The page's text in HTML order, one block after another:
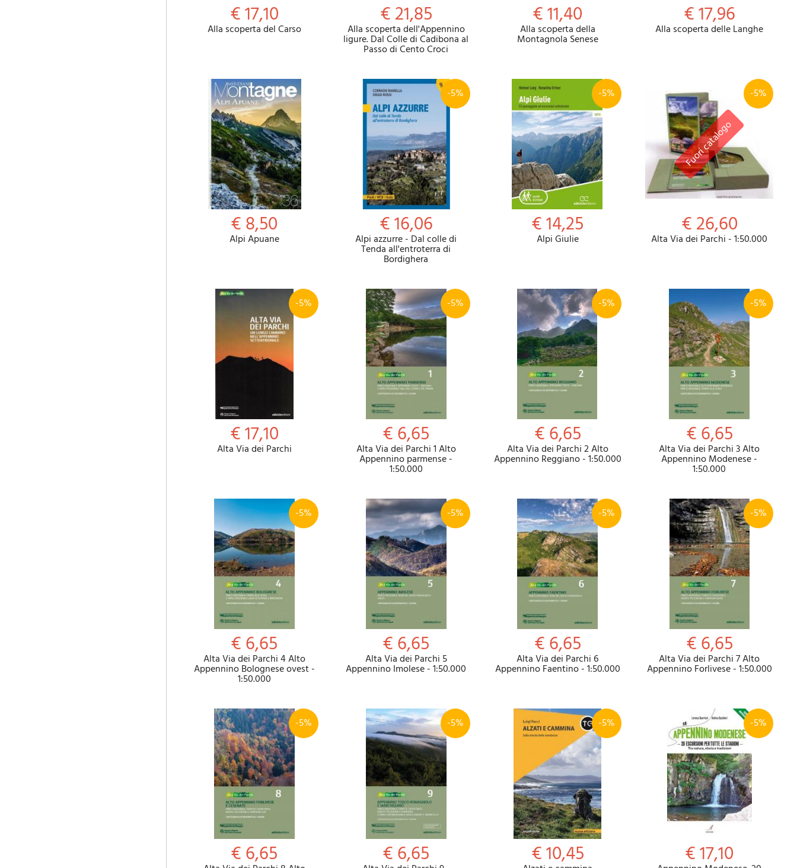
€ 17,10
Alla scoperta del Carso
€ 21,85
Alla scoperta dell'Appennino
ligure. Dal Colle di Cadibona al
Passo di Cento Croci
€ 11,40
Alla scoperta della
Montagnola Senese
€ 17,96
Alla scoperta delle Langhe
€ 8,50
Alpi Apuane
-5%
€ 16,06
Alpi azzurre - Dal colle di
Tenda all'entroterra di
Bordighera
-5%
€ 14,25
Alpi Giulie
-5%
€ 26,60
Alta Via dei Parchi - 1:50.000
-5%
€ 17,10
Alta Via dei Parchi
-5%
€ 6,65
Alta Via dei Parchi 1 Alto
Appennino parmense -
1:50.000
-5%
€ 6,65
Alta Via dei Parchi 2 Alto
Appennino Reggiano - 1:50.000
-5%
€ 6,65
Alta Via dei Parchi 3 Alto
Appennino Modenese -
1:50.000
-5%
€ 6,65
Alta Via dei Parchi 4 Alto
Appennino Bolognese ovest -
1:50.000
-5%
€ 6,65
Alta Via dei Parchi 5
Appennino Imolese - 1:50.000
-5%
€ 6,65
Alta Via dei Parchi 6
Appennino Faentino - 1:50.000
-5%
€ 6,65
Alta Via dei Parchi 7 Alto
Appennino Forlivese - 1:50.000
-5%
€ 6,65
-5%
€ 6,65
-5%
€ 10,45
-5%
€ 17,10